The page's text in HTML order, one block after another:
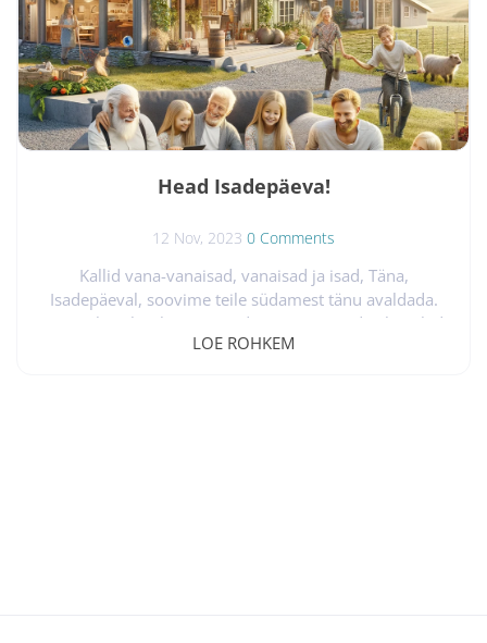
Head Isadepäeva!
12 Nov, 2023 0 Comments
Kallid vana-vanaisad, vanaisad ja isad, Täna,
Isadepäeval, soovime teile südamest tänu avaldada.
Teie tarkus, hoolivus ja jõud on meie perede alustalad.
Teie õpetused ja armastus on kujundanud meie elusid
LOE ROHKEM